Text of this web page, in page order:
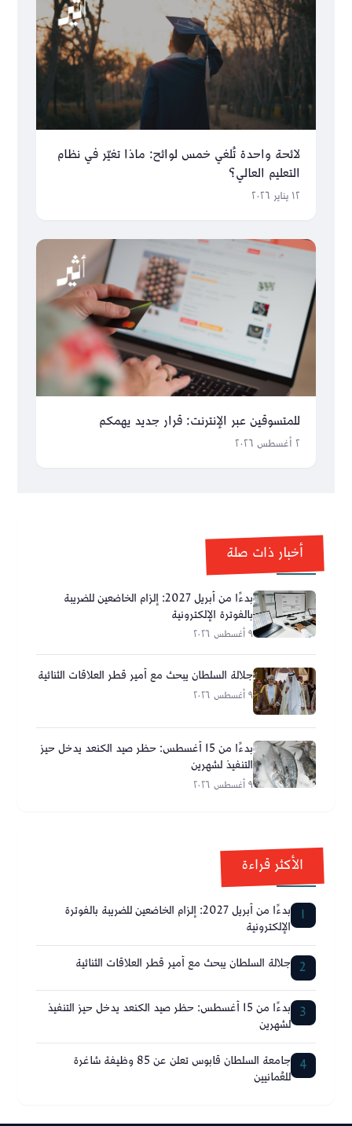
لائحة واحدة تُلغي خمس لوائح: ماذا تغيّر في نظام
التعليم العالي؟
١٢ يناير ٢٠٢٦
للمتسوقين عبر الإنترنت: قرار جديد يهمكم
٢ أغسطس ٢٠٢٦
أخبار ذات صلة
بدءًا من أبريل 2027: إلزام الخاضعين للضريبة
بالفوترة الإلكترونية
٩ أغسطس ٢٠٢٦
جلالة السلطان يبحث مع أمير قطر العلاقات الثنائية
٩ أغسطس ٢٠٢٦
بدءًا من 15 أغسطس: حظر صيد الكنعد يدخل حيز
التنفيذ لشهرين
٩ أغسطس ٢٠٢٦
الأكثر قراءة
1 بدءًا من أبريل 2027: إلزام الخاضعين للضريبة بالفوترة
الإلكترونية
2 جلالة السلطان يبحث مع أمير قطر العلاقات الثنائية
3 بدءًا من 15 أغسطس: حظر صيد الكنعد يدخل حيز التنفيذ
لشهرين
4 جامعة السلطان قابوس تعلن عن 85 وظيفة شاغرة
للعُمانيين